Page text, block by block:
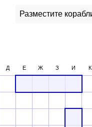
Разместите
Д Е Ж З И К